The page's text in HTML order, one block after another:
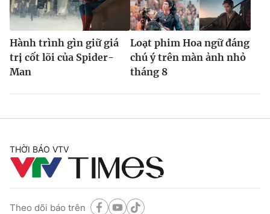
Hành trình gìn giữ giá
trị cốt lõi của Spider-
Man
Loạt phim Hoa ngữ đáng
chú ý trên màn ảnh nhỏ
tháng 8
THỜI BÁO VTV
Theo dõi báo trên